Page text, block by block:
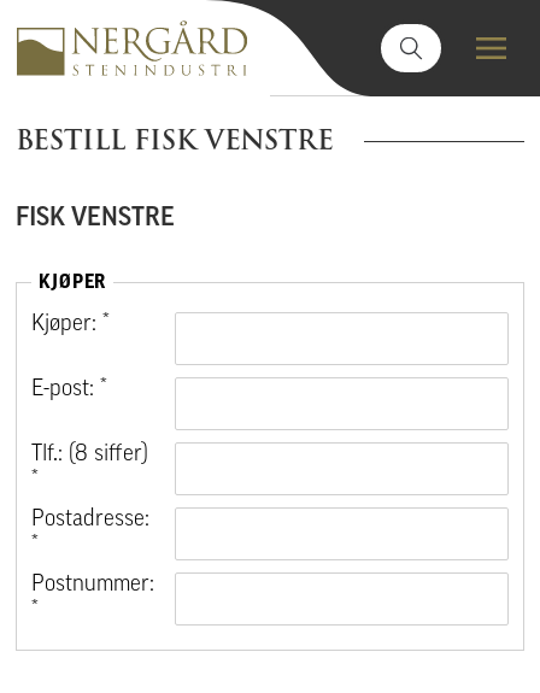
BESTILL FISK VENSTRE
FISK VENSTRE
KJØPER
Kjøper: *
E-post: *
Tlf.: (8 siffer)
Postadresse:
Postnummer: